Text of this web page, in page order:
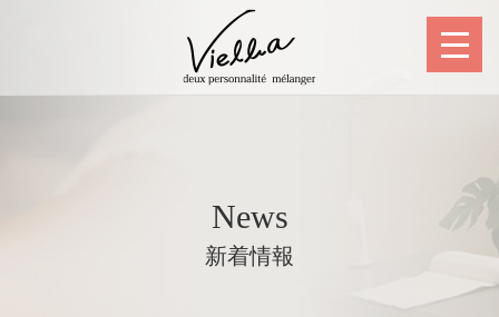
News
新着情報